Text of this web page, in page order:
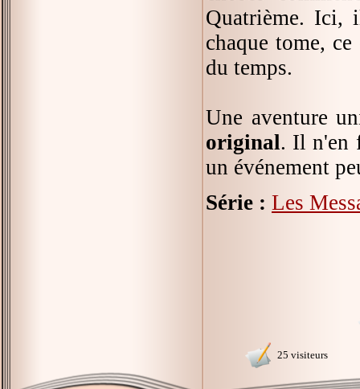
Quatrième. Ici,
chaque tome,
du temps.
Une aventure
original. Il n'en
un événement
Série : Les
25 visiteurs